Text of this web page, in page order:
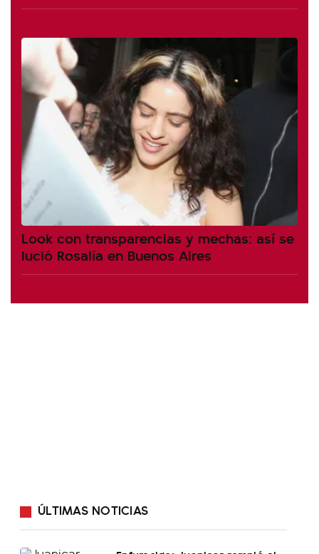
Look con transparencias y mechas: así se
lució Rosalía en Buenos Aires
ÚLTIMAS NOTICIAS